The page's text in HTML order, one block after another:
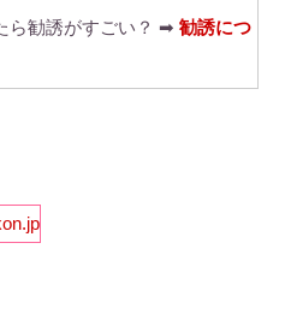
ら勧誘がすごい？ ➡ 勧誘につ